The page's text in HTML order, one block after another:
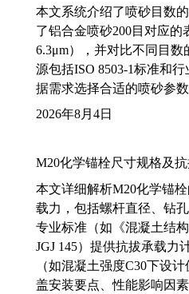
本文系统介绍了喷砂目数
了铝合金喷砂200目对应的
6.3μm），并对比不同目
源包括ISO 8503-1标准和
据需求选择合适的喷砂参数
2026年8月4日
M20化学锚栓尺寸规格及
本文详细解析M20化学锚
载力，包括螺杆直径、钻
专业标准（如《混凝土结
JGJ 145）提供抗拔承载力
（如混凝土强度C30下设
盖安装要点、性能影响因